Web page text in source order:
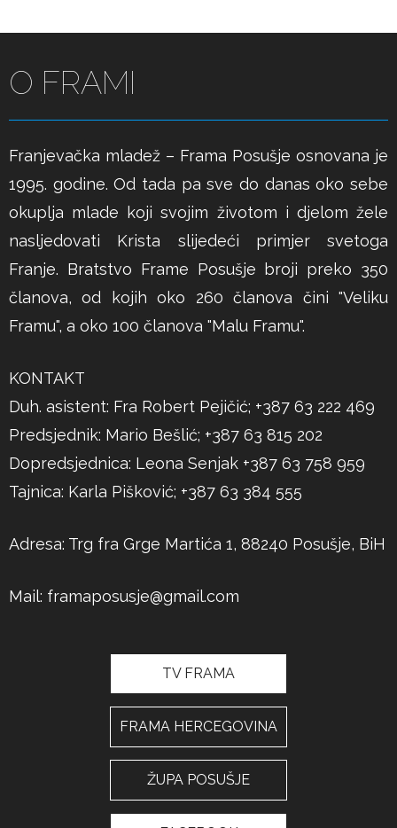
O FRAMI
Franjevačka mladež – Frama Posušje osnovana je
1995. godine. Od tada pa sve do danas oko sebe
okuplja mlade koji svojim životom i djelom žele
nasljedovati Krista slijedeći primjer svetoga
Franje. Bratstvo Frame Posušje broji preko 350
članova, od kojih oko 260 članova čini "Veliku
Framu", a oko 100 članova "Malu Framu".
KONTAKT
Duh. asistent: Fra Robert Pejičić; +387 63 222 469
Predsjednik: Mario Bešlić; +387 63 815 202
Dopredsjednica: Leona Senjak +387 63 758 959
Tajnica: Karla Pišković; +387 63 384 555
Adresa: Trg fra Grge Martića 1, 88240 Posušje, BiH
Mail: framaposusje@gmail.com
TV FRAMA
FRAMA HERCEGOVINA
ŽUPA POSUŠJE